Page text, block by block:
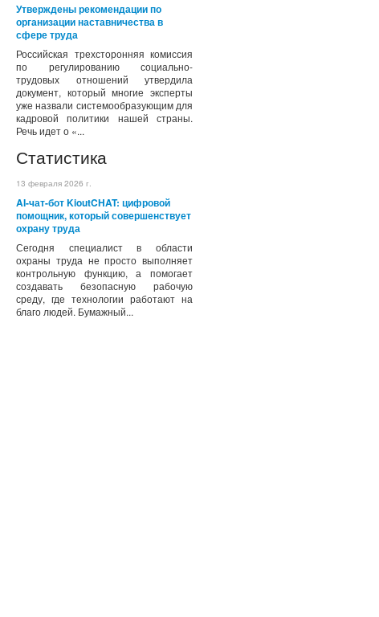
Утверждены рекомендации по
организации наставничества в
сфере труда
Российская трехсторонняя комиссия
по регулированию социально-
трудовых отношений утвердила
документ, который многие эксперты
уже назвали системообразующим для
кадровой политики нашей страны.
Речь идет о «...
Статистика
13 февраля 2026 г.
AI-чат-бот KioutCHAT: цифровой
помощник, который совершенствует
охрану труда
Сегодня специалист в области
охраны труда не просто выполняет
контрольную функцию, а помогает
создавать безопасную рабочую
среду, где технологии работают на
благо людей. Бумажный...